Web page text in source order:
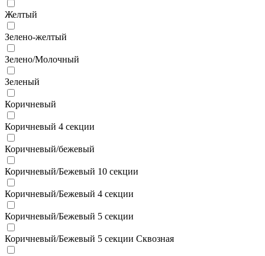
Желтый
Зелено-желтый
Зелено/Молочный
Зеленый
Коричневый
Коричневый 4 секции
Коричневый/бежевый
Коричневый/Бежевый 10 секции
Коричневый/Бежевый 4 секции
Коричневый/Бежевый 5 секции
Коричневый/Бежевый 5 секции Сквозная